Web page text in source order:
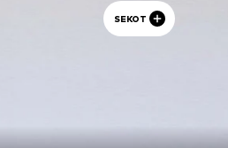
SEKOT